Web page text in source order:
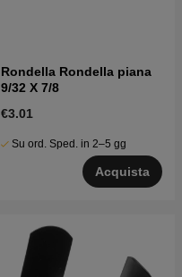
Rondella Rondella piana
9/32 X 7/8
€3.01
Su ord. Sped. in 2–5 gg
Acquista